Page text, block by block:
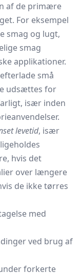
af de primære
For eksempel
smag og lugt,
smag
applikationer.
små
udsættes for
især inden
levetid, især
hvis det
over længere
de ikke tørres
med
ved brug af
forkerte